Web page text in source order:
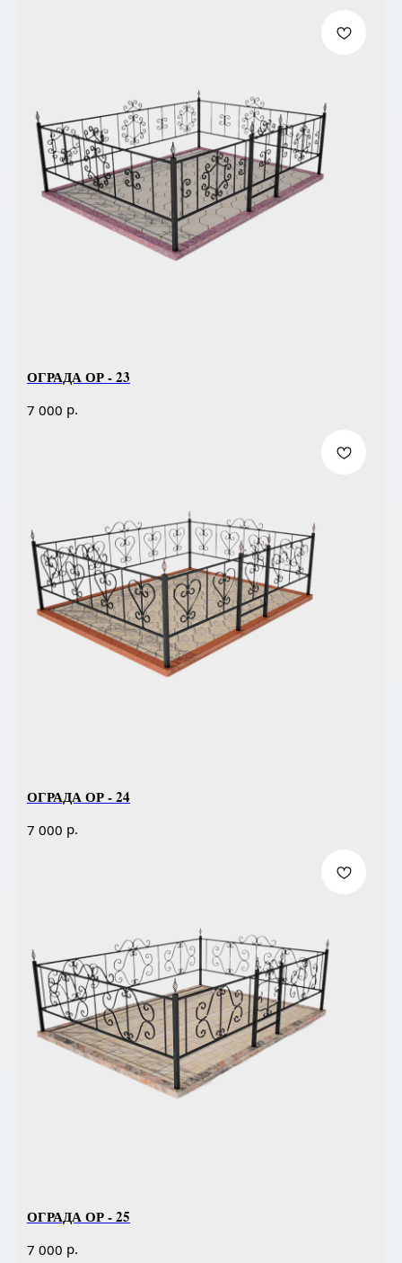
ОГРАДА ОР - 23
7 000 р.
ОГРАДА ОР - 24
7 000 р.
ОГРАДА ОР - 25
7 000 р.